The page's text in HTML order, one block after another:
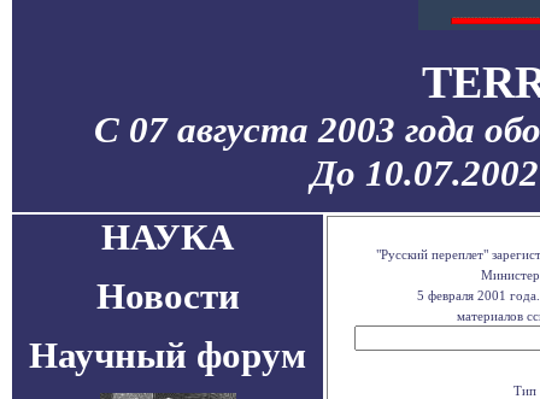
С 07 августа 2003 года
До
НАУКА
Новости
Научный форум
"Русский переплет"
5 февраля 2001
материалов
Тип